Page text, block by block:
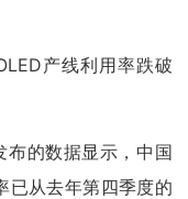
产线利用率跌破
的数据显示，中国
已从去年第四季度的